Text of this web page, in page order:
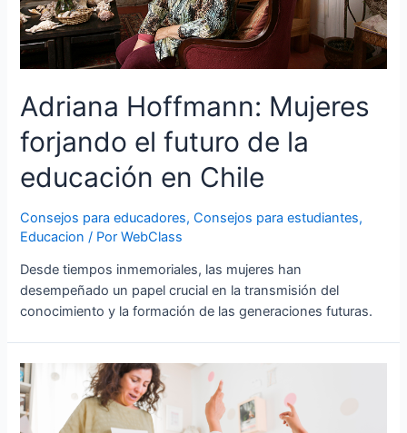
Adriana Hoffmann: Mujeres
forjando el futuro de la
educación en Chile
Consejos para educadores,Consejos para estudiantes,
Educacion / PorWebClass
Desde tiempos inmemoriales, las mujeres han
desempeñado un papel crucial en la transmisión del
conocimiento y la formación de las generaciones futuras.